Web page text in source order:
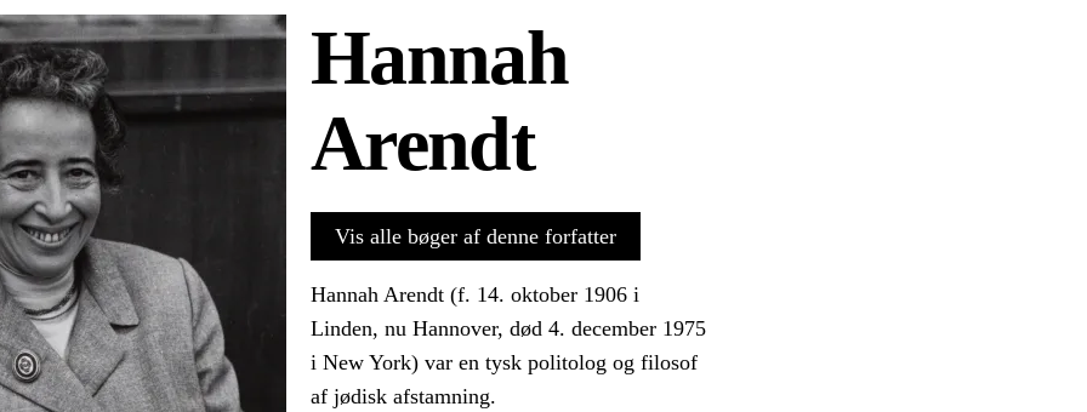
Hannah
Arendt
Vis alle bøger af denne forfatter
Hannah Arendt (f. 14. oktober 1906 i
Linden, nu Hannover, død 4. december 1975
i New York) var en tysk politolog og filosof
af jødisk afstamning.